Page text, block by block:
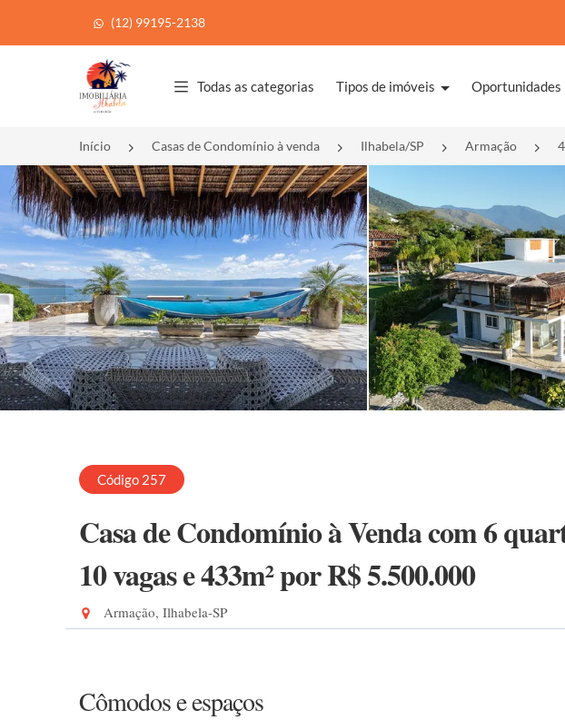
(12) 99195-2138
Página inicial
Todas as categorias Tipos de imóveis Oportunidades
Início Casas de Condomínio à venda Ilhabela/SP Armação
<
Código 257
Casa de Condomínio à Venda com 6
10 vagas e 433m²por R$ 5.500.000
Armação, Ilhabela-SP
Cômodos e espaços